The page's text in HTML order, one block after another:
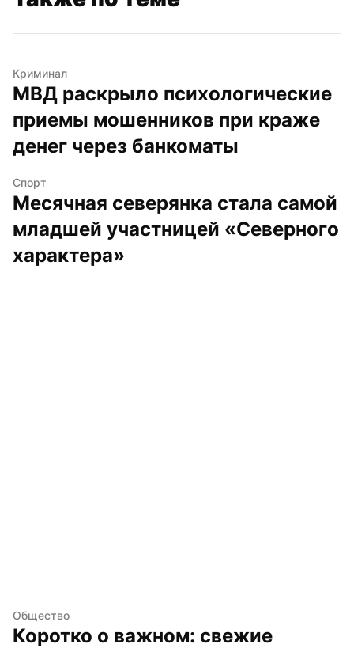
Криминал
МВД раскрыло психологические
приемы мошенников при краже
денег через банкоматы
Спорт
Месячная северянка стала самой
младшей участницей «Северного
характера»
Общество
Коротко о важном: свежие